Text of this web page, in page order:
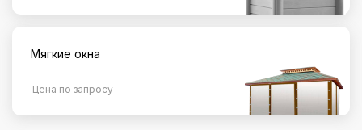
Мягкие окна
Цена по запросу